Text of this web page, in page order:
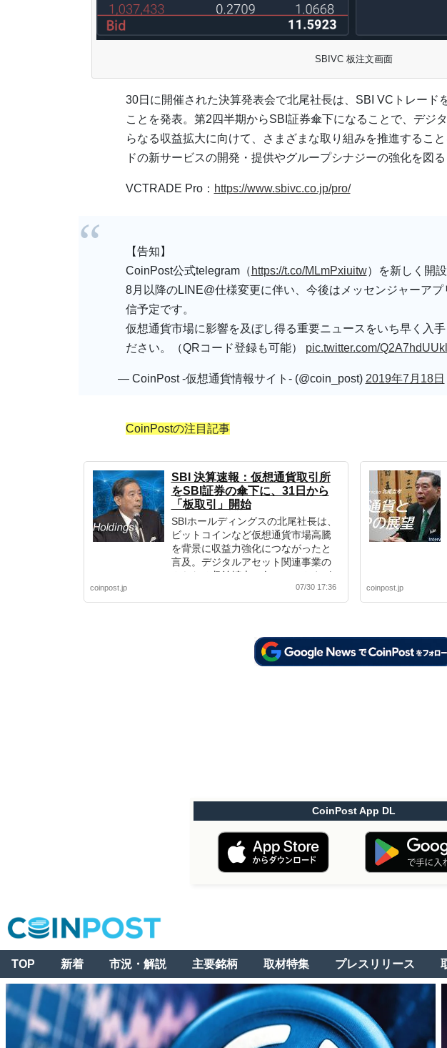
SBIVC 板注文画面
30日に開催された決算発表会で北尾社長は、SBI VCトレード
ことを発表。第2四半期からSBI証券傘下になることで、デジ
らなる収益拡大に向けて、さまざまな取り組みを推進するこ
ドの新サービスの開発・提供やグループシナジーの強化を図る
VCTRADE Pro： https://www.sbivc.co.jp/pro/
【告知】
CoinPost公式telegram（ https://t.co/MLmPxiuitw）を新しく開設
8月以降のLINE@仕様変更に伴い、今後はメッセンジャーア
信予定です。
仮想通貨市場に影響を及ぼし得る重要ニュースをいち早く入
ださい。（QRコード登録も可能） pic.twitter.com/Q2A7hdUUkl
— CoinPost -仮想通貨情報サイト- (@coin_post) 2019年7月18日
CoinPostの注目記事
SBI 決算速報：仮想通貨取引所
をSBI証券の傘下に、31日から
「板取引」開始
SBIホールディングスの北尾社長は、
ビットコインなど仮想通貨市場高騰
を背景に収益力強化につながったと
言及。デジタルアセット関連事業の
さらなる収益拡大に向けて、さまざ
まな取り組みを推進することを表明
した
coinpost.jp 07/30 17:36 coinpost.jp
CoinPost App DL
TOP 新着 市況・解説 主要銘柄 取材特集 プレスリリース